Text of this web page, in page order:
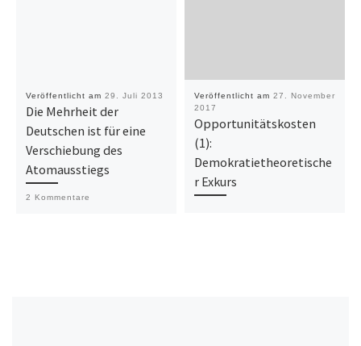
Veröffentlicht am 29. Juli 2013
Die Mehrheit der
Deutschen ist für eine
Verschiebung des
Atomausstiegs
2 Kommentare
Veröffentlicht am 27. November
2017
Opportunitätskosten
(1):
Demokratietheoretische
r Exkurs